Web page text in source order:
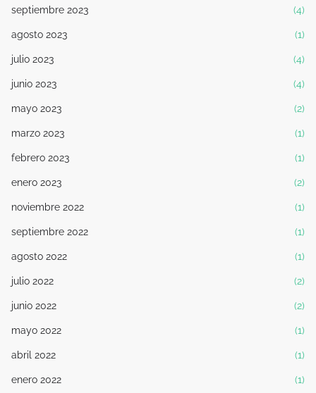
septiembre 2023 (4)
agosto 2023 (1)
julio 2023 (4)
junio 2023 (4)
mayo 2023 (2)
marzo 2023 (1)
febrero 2023 (1)
enero 2023 (2)
noviembre 2022 (1)
septiembre 2022 (1)
agosto 2022 (1)
julio 2022 (2)
junio 2022 (2)
mayo 2022 (1)
abril 2022 (1)
enero 2022 (1)